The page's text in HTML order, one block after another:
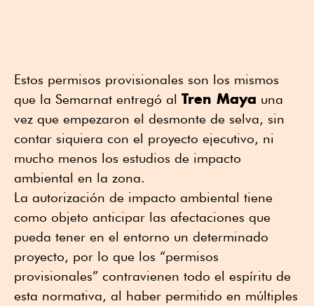
Estos permisos provisionales son los mismos
que la Semarnat entregó al Tren Maya una
vez que empezaron el desmonte de selva, sin
contar siquiera con el proyecto ejecutivo, ni
mucho menos los estudios de impacto
ambiental en la zona.
La autorización de impacto ambiental tiene
como objeto anticipar las afectaciones que
pueda tener en el entorno un determinado
proyecto, por lo que los “permisos
provisionales” contravienen todo el espíritu de
esta normativa, al haber permitido en múltiples